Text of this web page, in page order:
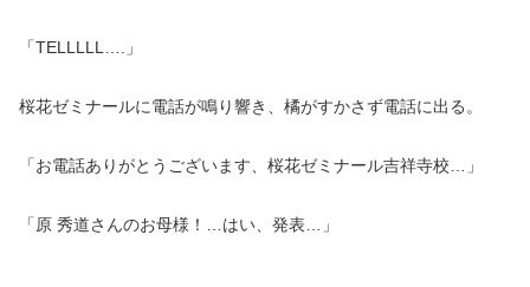
「TELLLLL….」
桜花ゼミナールに電話が鳴り響き、橘がすかさず電話に出る。
「お電話ありがとうございます、桜花ゼミナール吉祥寺校…」
「原 秀道さんのお母様！…はい、発表…」